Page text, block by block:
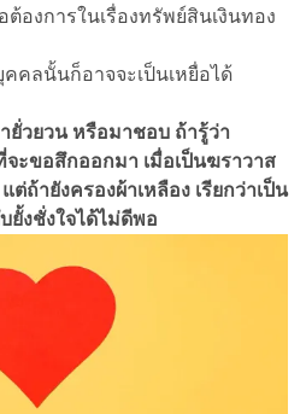
องการในเรื่องทรัพย์สินเงินทอง
คลนั้นก็อาจจะเป็นเหยื่อได้
วยวน หรือมาชอบ ถ้ารู้ว่า
ะขอสึกออกมา เมื่อเป็นฆราวาส
ถ้ายังครองผ้าเหลือง เรียกว่าเป็น
ยั้งชั่งใจได้ไม่ดีพอ